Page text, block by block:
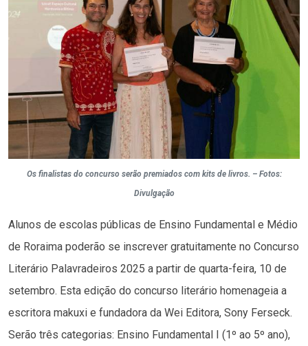
Os finalistas do concurso serão premiados com kits de livros. – Fotos:
Divulgação
Alunos de escolas públicas de Ensino Fundamental e Médio
de Roraima poderão se inscrever gratuitamente no Concurso
Literário Palavradeiros 2025 a partir de quarta-feira, 10 de
setembro. Esta edição do concurso literário homenageia a
escritora makuxi e fundadora da Wei Editora, Sony Ferseck.
Serão três categorias: Ensino Fundamental I (1º ao 5º ano),